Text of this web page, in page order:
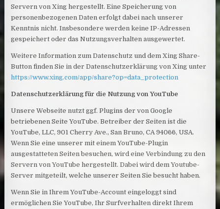
Servern von Xing hergestellt. Eine Speicherung von
personenbezogenen Daten erfolgt dabei nach unserer
Kenntnis nicht. Insbesondere werden keine IP-Adressen
gespeichert oder das Nutzungsverhalten ausgewertet.
Weitere Information zum Datenschutz und dem Xing Share-
Button finden Sie in der Datenschutzerklärung von Xing unter
https://www.xing.com/app/share?op=data_protection
Datenschutzerklärung für die Nutzung von YouTube
Unsere Webseite nutzt ggf. Plugins der von Google
betriebenen Seite YouTube. Betreiber der Seiten ist die
YouTube, LLC, 901 Cherry Ave., San Bruno, CA 94066, USA.
Wenn Sie eine unserer mit einem YouTube-Plugin
ausgestatteten Seiten besuchen, wird eine Verbindung zu den
Servern von YouTube hergestellt. Dabei wird dem Youtube-
Server mitgeteilt, welche unserer Seiten Sie besucht haben.
Wenn Sie in Ihrem YouTube-Account eingeloggt sind
ermöglichen Sie YouTube, Ihr Surfverhalten direkt Ihrem